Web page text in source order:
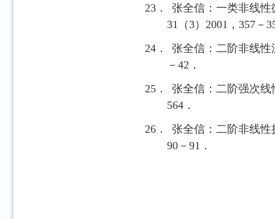
23．
张全信：一类非线
31 （3） 2001 ， 357－
24．
张全信：二阶非线
－ 42 ．
25．
张全信：二阶强次
564．
26．
张全信：二阶非线
90－ 91 ．